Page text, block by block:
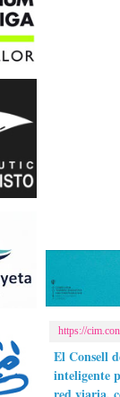
https://
El Consell
inteligente